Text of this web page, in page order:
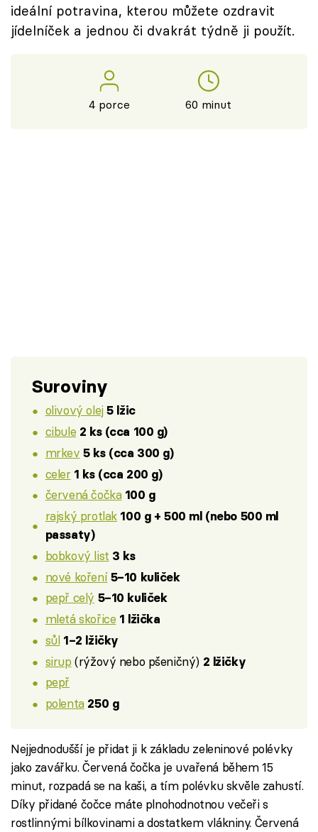
Přihlášení
ideální potravina, kterou můžete ozdravit
jídelníček a jednou či dvakrát týdně ji použít.
4 porce 60 minut
Suroviny
olivový olej 5 lžic
cibule 2 ks (cca 100 g)
mrkev 5 ks (cca 300 g)
celer 1 ks (cca 200 g)
červená čočka 100 g
rajský protlak 100 g + 500 ml (nebo 500 ml
passaty)
bobkový list 3 ks
nové koření 5–10 kuliček
pepř celý 5–10 kuliček
mletá skořice 1 lžička
sůl 1–2 lžičky
sirup (rýžový nebo pšeničný) 2 lžičky
pepř
polenta 250 g
Nejjednodušší je přidat ji k základu zeleninové polévky
jako zavářku. Červená čočka je uvařená během 15
minut, rozpadá se na kaši, a tím polévku skvěle zahustí.
Díky přidané čočce máte plnohodnotnou večeři s
rostlinnými bílkovinami a dostatkem vlákniny. Červená